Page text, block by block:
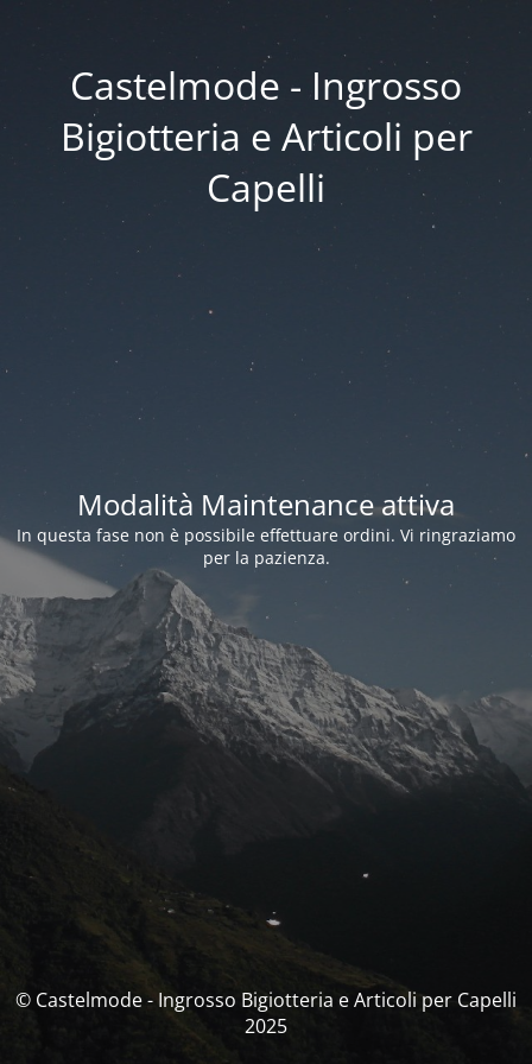
Castelmode - Ingrosso
Bigiotteria e Articoli per
Capelli
Modalità Maintenance attiva
In questa fase non è possibile effettuare ordini. Vi ringraziamo
per la pazienza.
© Castelmode - Ingrosso Bigiotteria e Articoli per Capelli
2025